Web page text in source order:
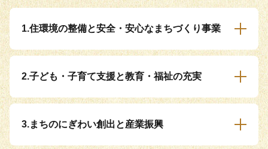
1.住環境の整備と安全・安心なまちづくり事業
2.子ども・子育て支援と教育・福祉の充実
3.まちのにぎわい創出と産業振興